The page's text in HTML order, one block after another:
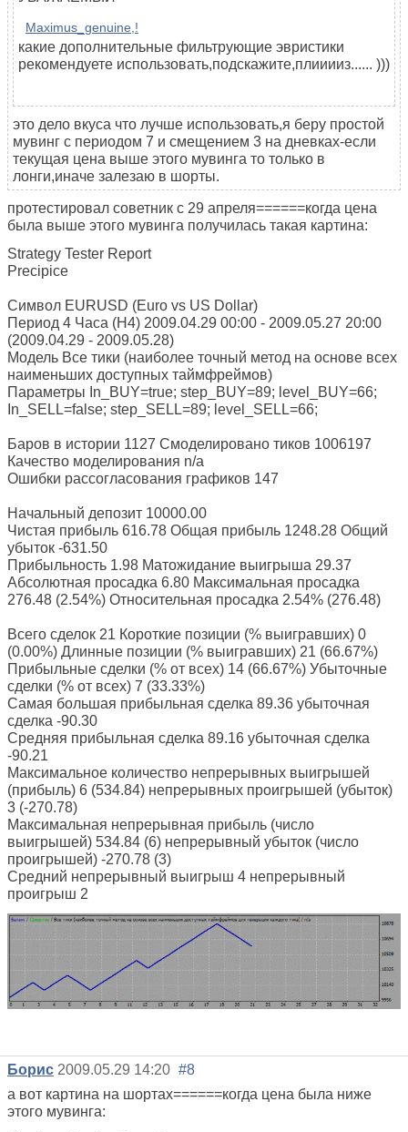
Maximus_genuine,!
какие дополнительные фильтрующие эвристики
рекомендуете использовать,подскажите,плииииз...... )))
это дело вкуса что лучше использовать,я беру простой
мувинг с периодом 7 и смещением 3 на дневках-если
текущая цена выше этого мувинга то только в
лонги,иначе залезаю в шорты.
протестировал советник с 29 апреля======когда цена
была выше этого мувинга получилась такая картина:
Strategy Tester Report
Precipice
Символ EURUSD (Euro vs US Dollar)
Период 4 Часа (H4) 2009.04.29 00:00 - 2009.05.27 20:00
(2009.04.29 - 2009.05.28)
Модель Все тики (наиболее точный метод на основе всех
наименьших доступных таймфреймов)
Параметры In_BUY=true; step_BUY=89; level_BUY=66;
In_SELL=false; step_SELL=89; level_SELL=66;
Баров в истории 1127 Смоделировано тиков 1006197
Качество моделирования n/a
Ошибки рассогласования графиков 147
Начальный депозит 10000.00
Чистая прибыль 616.78 Общая прибыль 1248.28 Общий
убыток -631.50
Прибыльность 1.98 Матожидание выигрыша 29.37
Абсолютная просадка 6.80 Максимальная просадка
276.48 (2.54%) Относительная просадка 2.54% (276.48)
Всего сделок 21 Короткие позиции (% выигравших) 0
(0.00%) Длинные позиции (% выигравших) 21 (66.67%)
Прибыльные сделки (% от всех) 14 (66.67%) Убыточные
сделки (% от всех) 7 (33.33%)
Самая большая прибыльная сделка 89.36 убыточная
сделка -90.30
Средняя прибыльная сделка 89.16 убыточная сделка
-90.21
Максимальное количество непрерывных выигрышей
(прибыль) 6 (534.84) непрерывных проигрышей (убыток)
3 (-270.78)
Максимальная непрерывная прибыль (число
выигрышей) 534.84 (6) непрерывный убыток (число
проигрышей) -270.78 (3)
Средний непрерывный выигрыш 4 непрерывный
проигрыш 2
Борис 2009.05.29 14:20 #8
а вот картина на шортах======когда цена была ниже
этого мувинга: